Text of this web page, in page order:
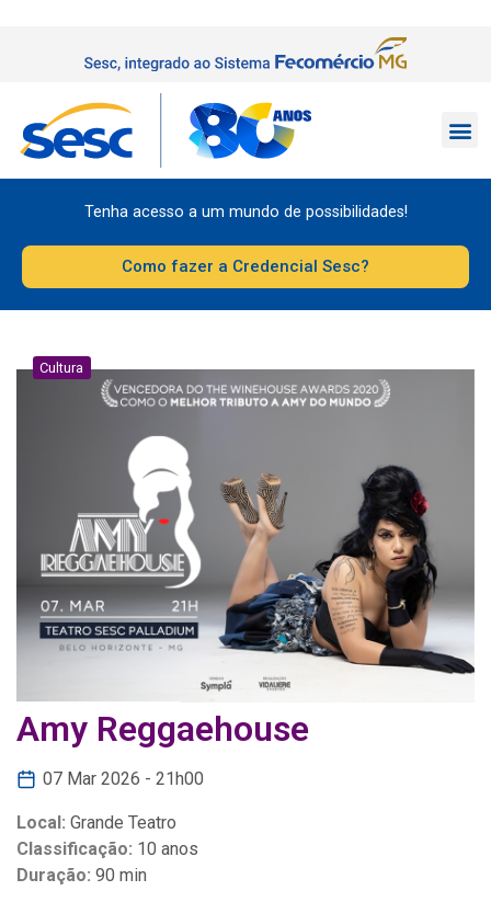
Tenha acesso a um mundo de possibilidades!
Como fazer a Credencial Sesc?
Cultura
Amy Reggaehouse
07 Mar 2026 - 21h00
Local: Grande Teatro
Classificação: 10 anos
Duração: 90 min